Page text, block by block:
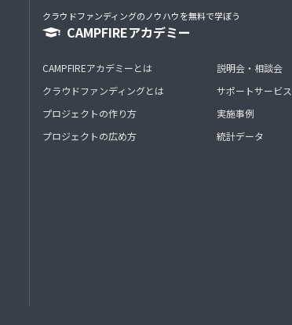
クラウドファンディングのノウハウを無料で学ぼう
CAMPFIREアカデミー
CAMPFIREアカデミーとは
クラウドファンディングとは
プロジェクトの作り方
プロジェクトの広め方
説明会・相談会
サポートサービス
実施事例
統計データ